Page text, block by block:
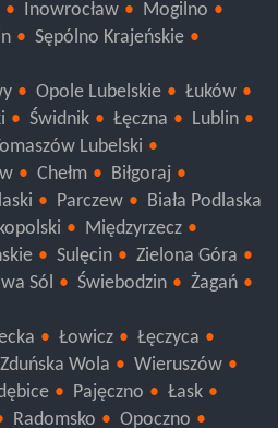
Kujawski
Lipno
Inowrocław
Mogilno
Opole Lubelskie
Łuków
Świdnik Łęczna
Lubelski
Chełm
Biłgoraj
Parczew
Biała Podlaska
Międzyrzecz
Sulęcin
Zielona Góra
Łowicz
Łęczyca
Zduńska Wola
Wieruszów
Pajęczno
Łask